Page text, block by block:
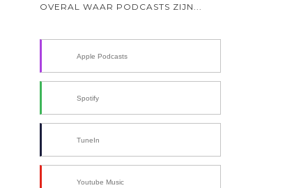
OVERAL WAAR PODCASTS ZIJN...
Apple Podcasts
Spotify
TuneIn
Youtube Music